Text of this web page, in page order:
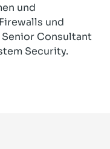
und
und
Consultant
Security.